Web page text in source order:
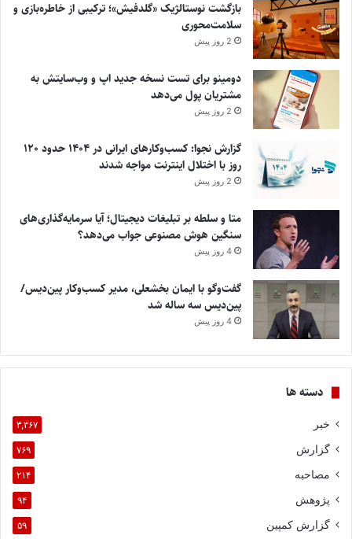
بازگشت نوستالژیک «گلدفیش»؛ ترکیبی از خاطره‌بازی و
سلامت‌محوری
2 روز پیش
دومینو برای تست نسخه جدید اپ و وب‌سایتش به
مشتریان پول می‌دهد
2 روز پیش
گزارش نجوا: کسب‌وکارهای ایرانی در ۱۴۰۴ حدود ۱۲۰
روز با اختلال اینترنت مواجه شدند
2 روز پیش
متا و سلطه بر تبلیغات دیجیتال؛ آیا سرمایه‌گذاری‌های
سنگین هوش مصنوعی جواب می‌دهد؟
4 روز پیش
گفت‌وگو با ایمان بخشعلی، مدیر کسب‌وکار پین‌دیس/
پین‌دیس سه ساله شد
4 روز پیش
دسته ها
خبر ۳,۳۶۷
گزارش ۷۶۹
مصاحبه ۲۱۴
پژوهش ۹۴
گزارش کمپین ۵۹